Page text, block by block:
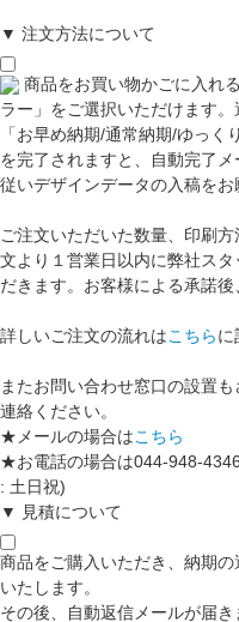
▼ 注文方法について
商品をお買い物かごに入れ
ラー」をご選択いただけます
「お早め納期/通常納期/ゆっ
を完了されますと、自動完了
従いデザインデータの入稿をお
ご注文いただいた数量、印刷
文より１営業日以内に弊社ス
だきます。お客様による承諾後
詳しいご注文の流れはこちらに
またお問い合わせ窓口の設置
連絡ください。
★メールの場合はこちら
★お電話の場合は044-948-
: 土日祝)
▼ 見積について
商品をご購入いただき、納期
いたします。
その後、自動返信メールが届